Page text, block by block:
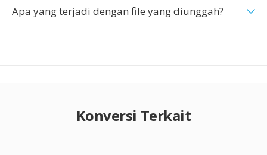
Apa yang terjadi dengan file yang diunggah?
Konversi Terkait